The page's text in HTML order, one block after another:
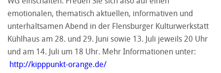
emotionalen, thematisch aktuellen, informativen und
unterhaltsamen Abend in der Flensburger Kulturwerkstatt
Kühlhaus am 28. und 29. Juni sowie 13. Juli jeweils 20 Uhr
und am 14. Juli um 18 Uhr. Mehr Informationen unter:
http://kipppunkt-orange.de/